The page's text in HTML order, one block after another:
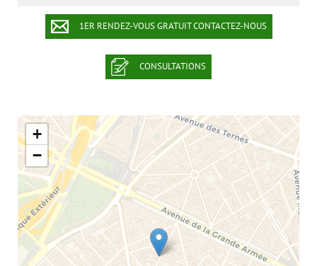
1ER RENDEZ-VOUS GRATUIT CONTACTEZ-NOUS
CONSULTATIONS
+
−